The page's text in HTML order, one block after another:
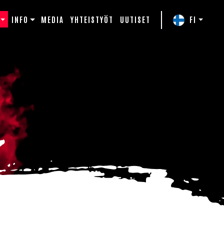
INFO MEDIA YHTEISTYÖT UUTISET FI